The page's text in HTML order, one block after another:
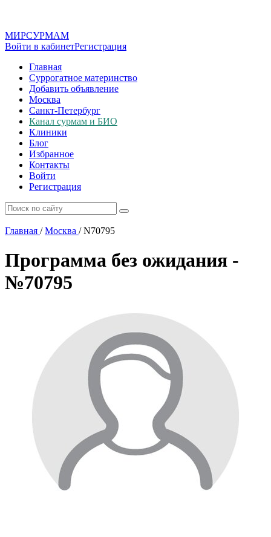
МИРСУРМАМ
Войти в кабинетРегистрация
Главная
Суррогатное материнство
Добавить объявление
Москва
Санкт-Петербург
Канал сурмам и БИО
Клиники
Блог
Избранное
Контакты
Войти
Регистрация
Главная / Москва /N70795
Программа без ожидания -
№70795